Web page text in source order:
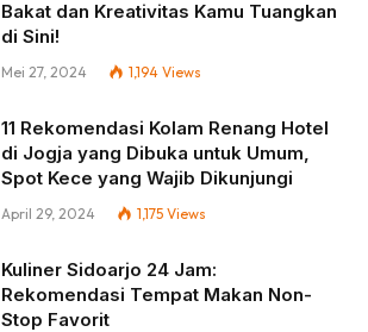
Bakat dan Kreativitas Kamu Tuangkan
di Sini!
Mei 27, 2024 1,194 Views
11 Rekomendasi Kolam Renang Hotel
di Jogja yang Dibuka untuk Umum,
Spot Kece yang Wajib Dikunjungi
April 29, 2024 1,175 Views
Kuliner Sidoarjo 24 Jam:
Rekomendasi Tempat Makan Non-
Stop Favorit